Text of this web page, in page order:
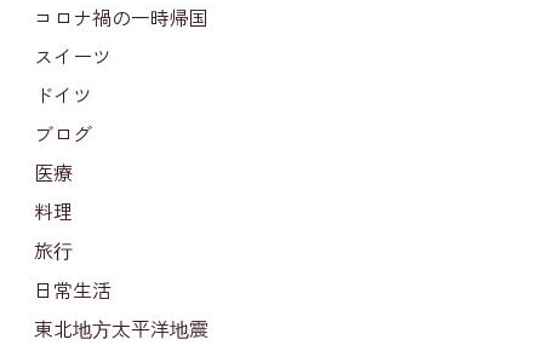
コロナ禍の一時帰国
スイーツ
ドイツ
ブログ
医療
料理
旅行
日常生活
東北地方太平洋地震